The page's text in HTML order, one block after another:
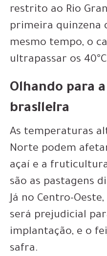
restrito ao Rio
primeira quinzena
mesmo tempo, o
ultrapassar os
Olhando para
brasileira
As temperaturas
Norte podem
açaí e a
são as pastagens
Já no Centro-
será prejudicial
implantação, e o
safra.